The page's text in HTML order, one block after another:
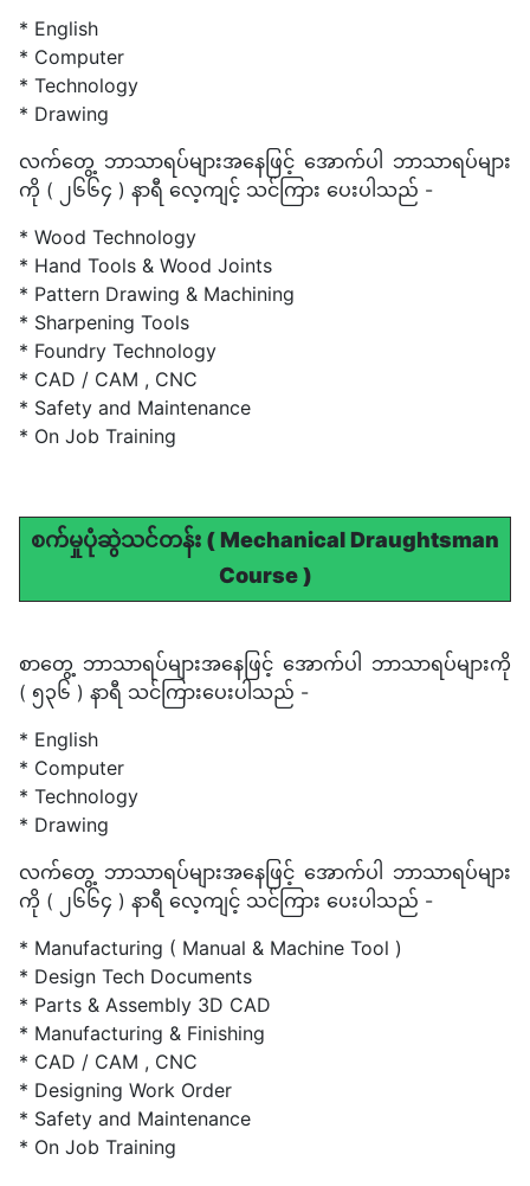
* English
* Computer
* Technology
* Drawing
လက်တွေ့ ဘာသာရပ်များအနေဖြင့် အောက်ပါ ဘာသာရပ်များ
ကို ( ၂၆၆၄ ) နာရီ လေ့ကျင့် သင်ကြား ပေးပါသည် -
* Wood Technology
* Hand Tools & Wood Joints
* Pattern Drawing & Machining
* Sharpening Tools
* Foundry Technology
* CAD / CAM , CNC
* Safety and Maintenance
* On Job Training
စက်မှုပုံဆွဲသင်တန်း ( Mechanical Draughtsman
Course )
စာတွေ့ ဘာသာရပ်များအနေဖြင့် အောက်ပါ ဘာသာရပ်များကို
( ၅၃၆ ) နာရီ သင်ကြားပေးပါသည် -
* English
* Computer
* Technology
* Drawing
လက်တွေ့ ဘာသာရပ်များအနေဖြင့် အောက်ပါ ဘာသာရပ်များ
ကို ( ၂၆၆၄ ) နာရီ လေ့ကျင့် သင်ကြား ပေးပါသည် -
* Manufacturing ( Manual & Machine Tool )
* Design Tech Documents
* Parts & Assembly 3D CAD
* Manufacturing & Finishing
* CAD / CAM , CNC
* Designing Work Order
* Safety and Maintenance
* On Job Training